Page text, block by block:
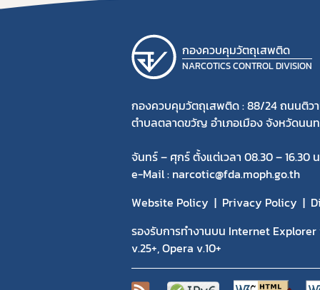
กองควบคุมวัตถุเสพติด
NARCOTICS CONTROL DIVISION
กองควบคุมวัตถุเสพติด : 88/24 ถนนติว
ตำบลตลาดขวัญ อำเภอเมือง จังหวัดนน
จันทร์ – ศุกร์ ตั้งแต่เวลา 08.30 – 16.30
e-Mail : narcotic@fda.moph.go.th
Website Policy
Privacy Policy
รองรับการทำงานบน Internet
v.25+, Opera v.10+